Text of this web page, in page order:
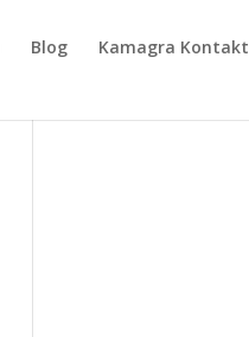
Blog Kamagra Kontakt